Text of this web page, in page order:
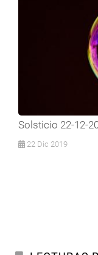
Solsticio 22-12-
22 Dic 2019